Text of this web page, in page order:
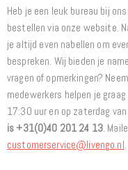
Heb je een leuk bureau bij
bestellen via onze website.
je altijd even nabellen om
bespreken. Wij bieden je
vragen of opmerkingen?
medewerkers helpen je
17:30 uur en op zaterdag
is +31(0)40 201 24 13.
customerservice@livengo.nl